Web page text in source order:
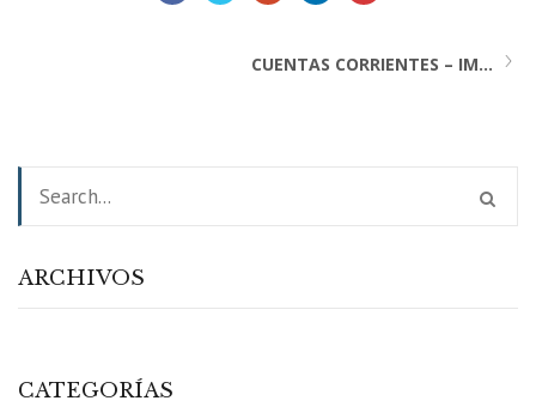
CUENTAS CORRIENTES – IM...
ARCHIVOS
CATEGORÍAS